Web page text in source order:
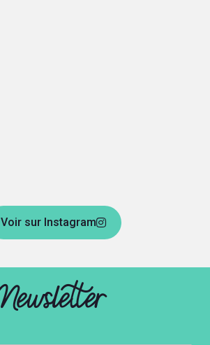
Voir sur Instagram
Newsletter